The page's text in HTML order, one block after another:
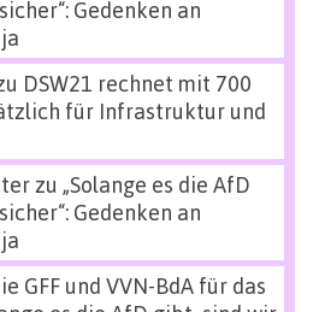
Gedenken an
DSW21 rechnet mit 700
für Infrastruktur und
zu „Solange es die AfD
Gedenken an
GFF und VVN-BdA für das